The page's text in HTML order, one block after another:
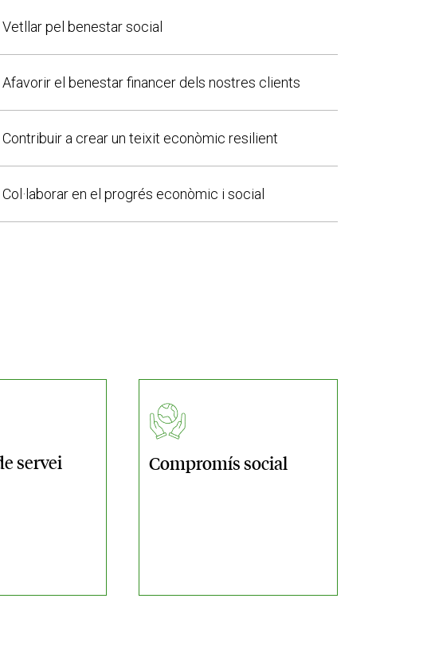
Vetllar pel benestar social
Afavorir el benestar financer dels nostres clients
Contribuir a crear un teixit econòmic resilient
Col·laborar en el progrés econòmic i social
servei Compromís social